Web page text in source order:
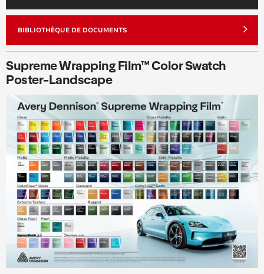
BIBLIOTHÈQUE DE DOCUMENTS
Supreme Wrapping Film™ Color Swatch
Poster-Landscape